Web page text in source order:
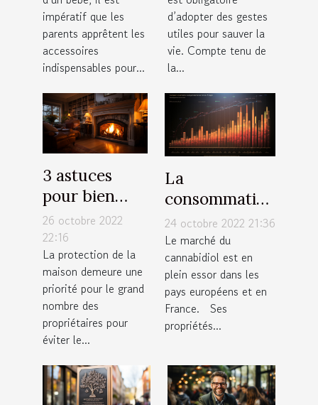
votre enfant ?
impératif que les
parents apprêtent les
accessoires
indispensables pour...
Toulouse ?
d’adopter des gestes
utiles pour sauver la
vie. Compte tenu de
la...
3 astuces
pour bien
protéger
votre maison
26 octobre 2022
22:16
La protection de la
maison demeure une
priorité pour le grand
nombre des
propriétaires pour
éviter le...
La
consommation
de CBD Full
Spectrum
24 octobre 2022 21:36
Le marché du
cannabidiol est en
plein essor dans les
pays européens et en
France. Ses
propriétés...